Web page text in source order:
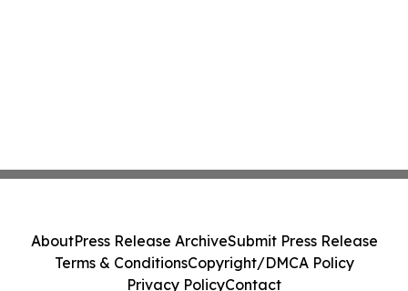
AboutPress Release ArchiveSubmit Press Release
Terms & ConditionsCopyright/DMCA Policy
Privacy PolicyContact